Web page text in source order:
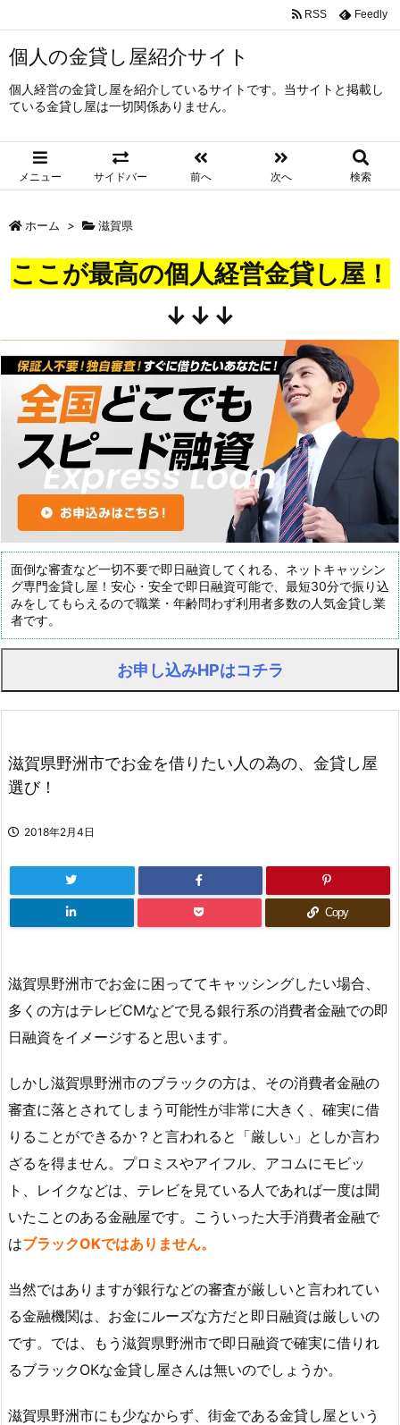
個人の金貸し屋紹介サイト
個人経営の金貸し屋を紹介しているサイトです。当サイトと掲載し
ている金貸し屋は一切関係ありません。
メニュー サイドバー 前へ 次へ 検索
RSS Feedly
ホーム > 滋賀県
ここが最高の個人経営金貸し屋！
↓↓↓
面倒な審査など一切不要で即日融資してくれる、ネットキャッシン
グ専門金貸し屋！安心・安全で即日融資可能で、最短30分で振り込
みをしてもらえるので職業・年齢問わず利用者多数の人気金貸し業
者です。
お申し込みHPはコチラ
滋賀県野洲市でお金を借りたい人の為の、金貸し屋
選び！
2018年2月4日
Copy
滋賀県野洲市でお金に困っててキャッシングしたい場合、
多くの方はテレビCMなどで見る銀行系の消費者金融での即
日融資をイメージすると思います。
しかし滋賀県野洲市のブラックの方は、その消費者金融の
審査に落とされてしまう可能性が非常に大きく、確実に借
りることができるか？と言われると「厳しい」としか言わ
ざるを得ません。プロミスやアイフル、アコムにモビッ
ト、レイクなどは、テレビを見ている人であれば一度は聞
いたことのある金融屋です。こういった大手消費者金融で
はブラックOKではありません。
当然ではありますが銀行などの審査が厳しいと言われてい
る金融機関は、お金にルーズな方だと即日融資は厳しいの
です。では、もう滋賀県野洲市で即日融資で確実に借りれ
るブラックOKな金貸し屋さんは無いのでしょうか。
滋賀県野洲市にも少なからず、街金である金貸し屋という